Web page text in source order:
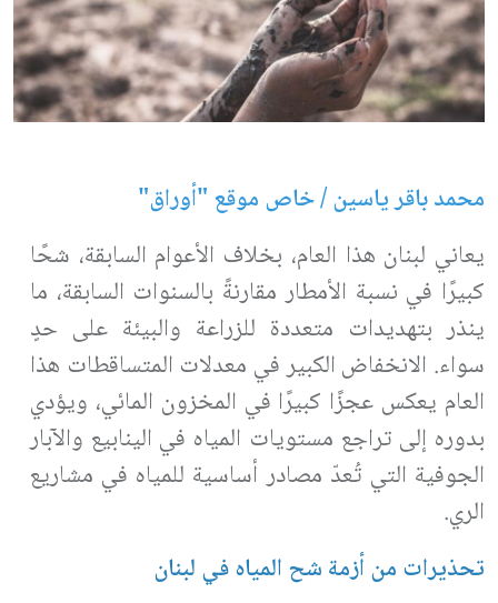
محمد باقر ياسين/ خاص موقع "أوراق"
يعاني لبنان هذا العام، بخلاف الأعوام السابقة، شحًا
كبيرًا في نسبة الأمطار مقارنةً بالسنوات السابقة، ما
ينذر بتهديدات متعددة للزراعة والبيئة على حدٍ
سواء. الانخفاض الكبير في معدلات المتساقطات هذا
العام يعكس عجزًا كبيرًا في المخزون المائي، ويؤدي
بدوره إلى تراجع مستويات المياه في الينابيع والآبار
الجوفية التي تُعدّ مصادر أساسية للمياه في مشاريع
الري.
تحذيرات من أزمة شح المياه في لبنان